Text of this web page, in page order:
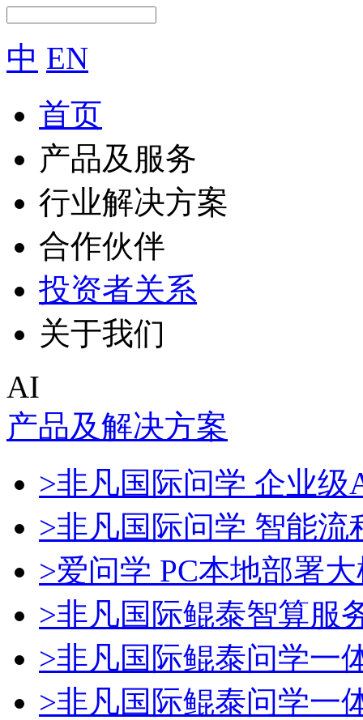
中 EN
首页
产品及服务
行业解决方案
合作伙伴
投资者关系
关于我们
AI
产品及解决方案
>非凡国际问学 企业级
>非凡国际问学 智能流
>爱问学 PC本地部署
>非凡国际鲲泰智算服
>非凡国际鲲泰问学一
>非凡国际鲲泰问学一